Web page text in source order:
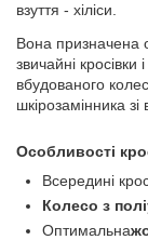
взуття - хіліси.
Вона призначена
звичайні
вбудованого
шкірозамінника
Особливості
Всередині
Колесо з
Оптимальна